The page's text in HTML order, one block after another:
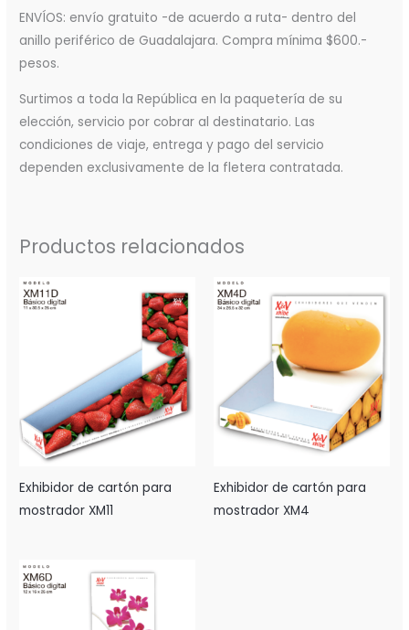
ENVÍOS: envío gratuito -de acuerdo a ruta- dentro del
anillo periférico de Guadalajara. Compra mínima $600.-
pesos.
Surtimos a toda la República en la paquetería de su
elección, servicio por cobrar al destinatario. Las
condiciones de viaje, entrega y pago del servicio
dependen exclusivamente de la fletera contratada.
Productos relacionados
Exhibidor de cartón para
mostrador XM11
Exhibidor de cartón para
mostrador XM4